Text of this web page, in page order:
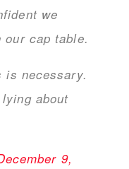
we
our cap table.
is necessary.
lying about
9,